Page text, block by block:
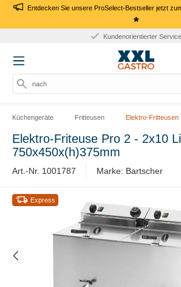
Entdecken Sie unsere ProSelect-Bestseller jetzt
*
Kundenorientierter Service
nach Pr
Küchengeräte Fritteusen Elektro-Fritteusen
Elektro-Friteuse Pro 2 - 2x10
750x450x(h)375mm
Art.-Nr. 1001787 Marke: Bartscher
Express